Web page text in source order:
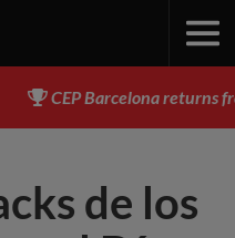
CEP Barcelona returns
de los